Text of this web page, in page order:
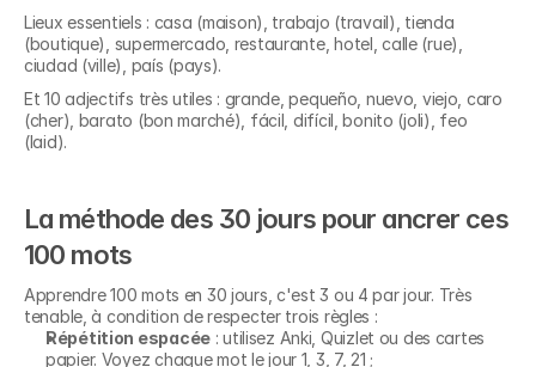
Lieux essentiels : casa (maison), trabajo (travail), tienda
(boutique), supermercado, restaurante, hotel, calle (rue),
ciudad (ville), país (pays).
Et 10 adjectifs très utiles : grande, pequeño, nuevo, viejo, caro
(cher), barato (bon marché), fácil, difícil, bonito (joli), feo
(laid).
La méthode des 30 jours pour ancrer ces
100 mots
Apprendre 100 mots en 30 jours, c'est 3 ou 4 par jour. Très
tenable, à condition de respecter trois règles :
Répétition espacée : utilisez Anki, Quizlet ou des cartes
papier. Voyez chaque mot le jour 1, 3, 7, 21 ;